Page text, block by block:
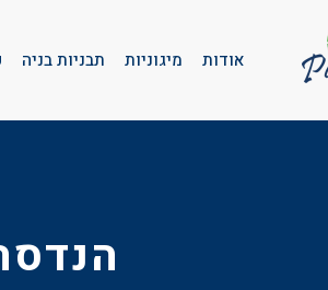
אודות מיגוניות תבניות בניה